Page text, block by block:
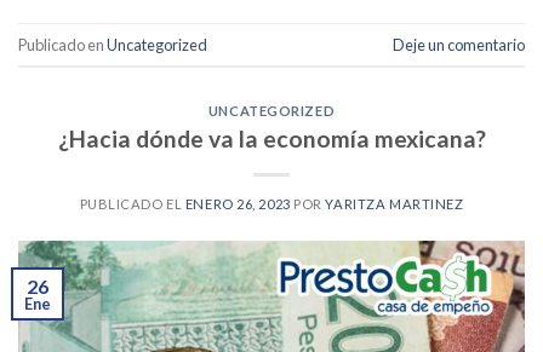
Publicado enUncategorized Deje un comentario
UNCATEGORIZED
¿Hacia dónde va la economía mexicana?
PUBLICADO EL ENERO 26, 2023 PORYARITZA MARTINEZ
26
Ene